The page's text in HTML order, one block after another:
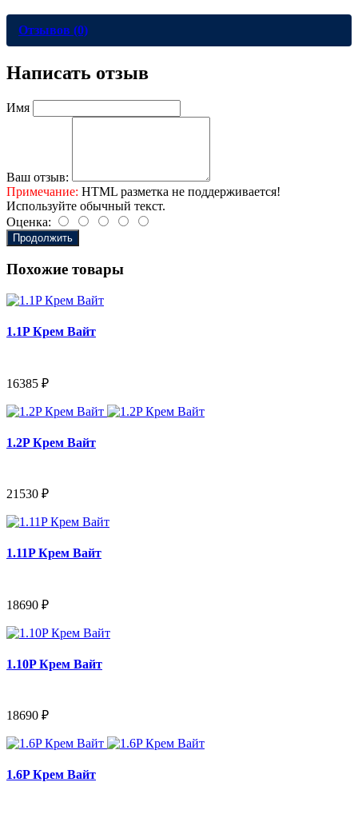
Отзывов (0)
Написать отзыв
Имя
Ваш отзыв:
Примечание: HTML разметка не поддерживается!
Используйте обычный текст.
Оценка:
Продолжить
Похожие товары
1.1P Крем Вайт
16385 ₽
1.2P Крем Вайт
21530 ₽
1.11P Крем Вайт
18690 ₽
1.10P Крем Вайт
18690 ₽
1.6P Крем Вайт